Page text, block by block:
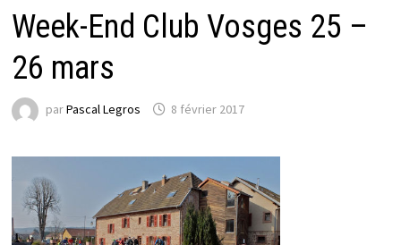
Week-End Club Vosges 25 –
26 mars
parPascal Legros 8 février 2017